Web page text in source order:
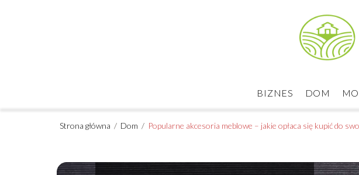
BIZNES DOM
Strona główna / Dom / Popularne akcesoria meblowe – jakie opłaca się kupić do